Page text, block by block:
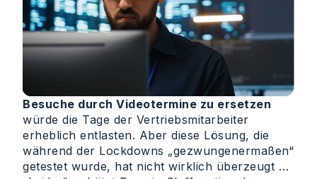
Besuche durch Videotermine zu ersetzen
würde die Tage der Vertriebsmitarbeiter
erheblich entlasten. Aber diese Lösung, die
während der Lockdowns „gezwungenermaßen“
getestet wurde, hat nicht wirklich überzeugt …